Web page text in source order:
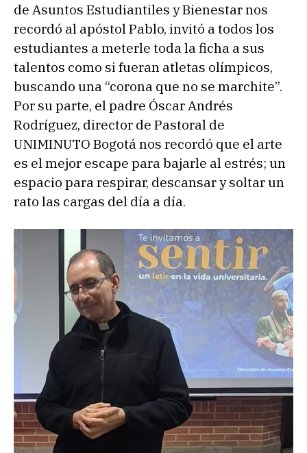
de Asuntos Estudiantiles y Bienestar nos
recordó al apóstol Pablo, invitó a todos los
estudiantes a meterle toda la ficha a sus
talentos como si fueran atletas olímpicos,
buscando una “corona que no se marchite”.
Por su parte, el padre Óscar Andrés
Rodríguez, director de Pastoral de
UNIMINUTO Bogotá nos recordó que el arte
es el mejor escape para bajarle al estrés; un
espacio para respirar, descansar y soltar un
rato las cargas del día a día.